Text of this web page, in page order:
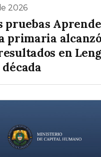
2026
pruebas
primaria
en